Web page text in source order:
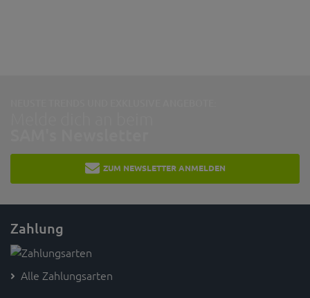
ZUM NEWSLETTER ANMELDEN
Zahlung
Alle Zahlungsarten